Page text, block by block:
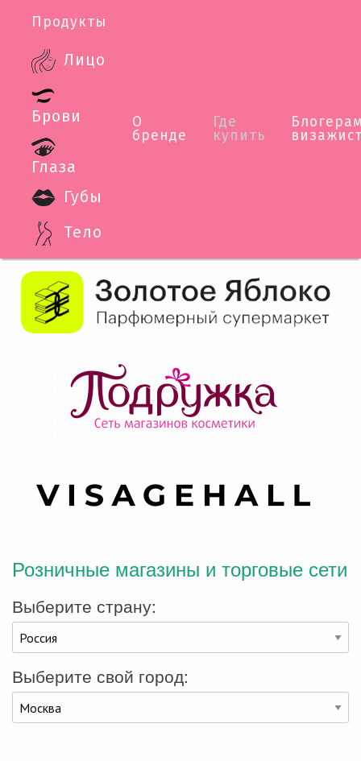
Продукты
Лицо
Брови
Глаза
Губы
Тело
О
бренде
Где
купить
Где купить нашу продукцию
Интернет-магазины наших партнеров
Розничные магазины и торговые сети
Выберите страну:
Выберите свой город: